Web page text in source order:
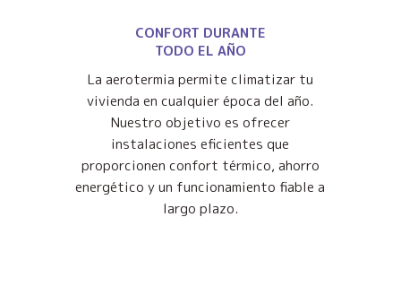
CONFORT DURANTE
TODO EL AÑO
La aerotermia permite climatizar tu
vivienda en cualquier época del año.
Nuestro objetivo es ofrecer
instalaciones eficientes que
proporcionen confort térmico, ahorro
energético y un funcionamiento fiable a
largo plazo.